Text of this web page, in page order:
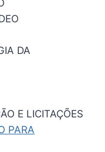
DA
E LICITAÇÕES
PARA